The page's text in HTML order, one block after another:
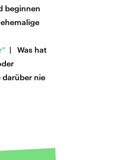
beginnen
| Was hat
darüber nie